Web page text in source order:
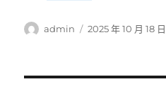
作
admin
發
2025 年 10 月 18 日